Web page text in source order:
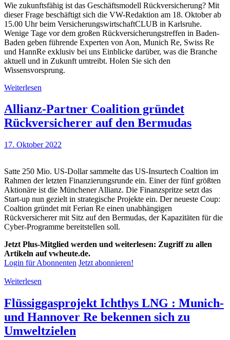
Wie zukunftsfähig ist das Geschäftsmodell Rückversicherung? Mit
dieser Frage beschäftigt sich die VW-Redaktion am 18. Oktober ab
15.00 Uhr beim VersicherungswirtschaftCLUB in Karlsruhe.
Wenige Tage vor dem großen Rückversicherungstreffen in Baden-
Baden geben führende Experten von Aon, Munich Re, Swiss Re
und HannRe exklusiv bei uns Einblicke darüber, was die Branche
aktuell und in Zukunft umtreibt. Holen Sie sich den
Wissensvorsprung.
Weiterlesen
Allianz-Partner Coalition gründet
Rückversicherer auf den Bermudas
17. Oktober 2022
Satte 250 Mio. US-Dollar sammelte das US-Insurtech Coaltion im
Rahmen der letzten Finanzierungsrunde ein. Einer der fünf größten
Aktionäre ist die Münchener Allianz. Die Finanzspritze setzt das
Start-up nun gezielt in strategische Projekte ein. Der neueste Coup:
Coaltion gründet mit Ferian Re einen unabhängigen
Rückversicherer mit Sitz auf den Bermudas, der Kapazitäten für die
Cyber-Programme bereitstellen soll.
Jetzt Plus-Mitglied werden und weiterlesen: Zugriff zu allen
Artikeln auf vwheute.de.
Login für Abonnenten Jetzt abonnieren!
Weiterlesen
Flüssiggasprojekt Ichthys LNG : Munich-
und Hannover Re bekennen sich zu
Umweltzielen